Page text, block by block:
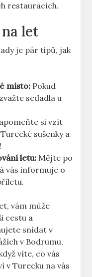
restauracích.
let
je pár tipů, jak
místo: Pokud
sedadla u
si vzít
sušenky a
letu: Mějte po
vás informuje o
vám může
cestu a
snídat v
v Bodrumu,
víte, co vás
v Turecku na vás